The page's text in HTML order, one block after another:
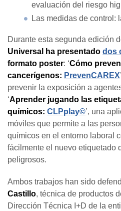
evaluación del riesgo
Las medidas de control:
Durante esta segunda edición
Universal ha presentado dos
formato poster: ‘Cómo
cancerígenos: PrevenCAREX
prevenir la exposición a
‘Aprender jugando las
químicos: CLPplay©’, una
móviles que permite a las
químicos en el entorno laboral
fácilmente el nuevo etiquetado
peligrosos.
Ambos trabajos han sido
Castillo, técnica de productos
Dirección Técnica I+D de la